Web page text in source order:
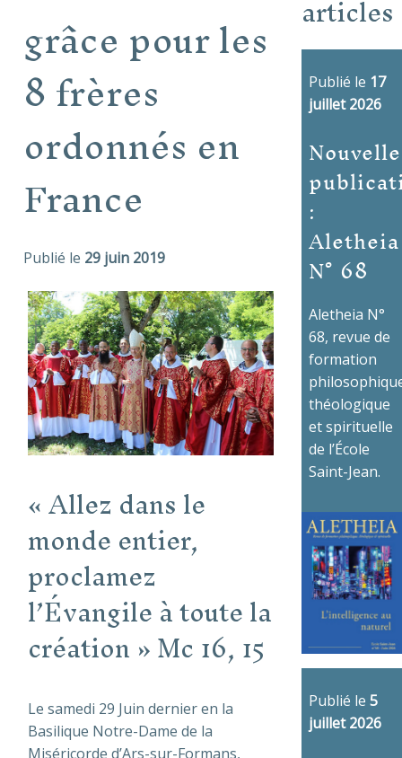
grâce pour les
8 frères
ordonnés en
France
Publié le 29 juin 2019
« Allez dans le
monde entier,
proclamez
l’Évangile à toute la
création » Mc 16, 15
Le samedi 29 Juin dernier en la
Basilique Notre-Dame de la
Miséricorde d’Ars-sur-Formans,
articles
Publié le 17
juillet 2026
Nouvelle
:
Aletheia
N° 68
Aletheia N°
68, revue de
formation
théologique
et spirituelle
de l’École
Saint-Jean.
Publié le 5
juillet 2026